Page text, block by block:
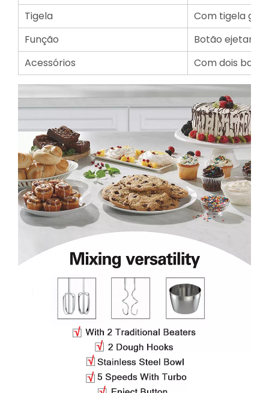
Tigela
Com tigela
Função
Botão ejetar
Acessórios
Com dois